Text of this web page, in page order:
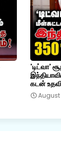
'டிட்வா'
கடன்
August